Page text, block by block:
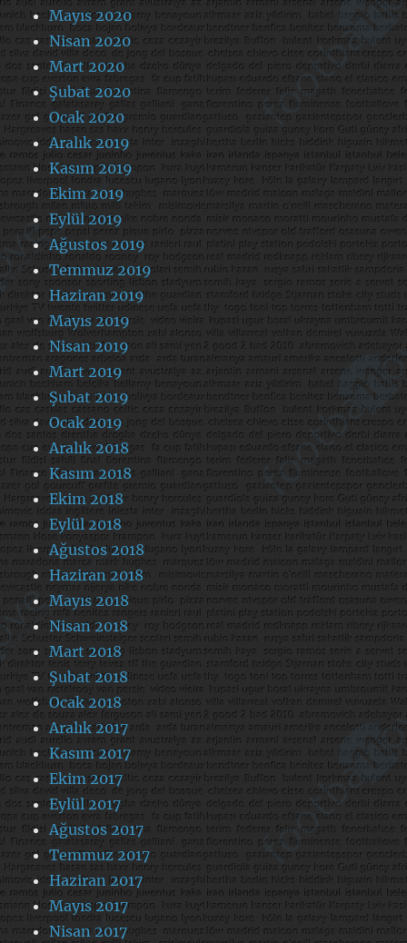
Mayıs 2020
Nisan 2020
Mart 2020
Şubat 2020
Ocak 2020
Aralık 2019
Kasım 2019
Ekim 2019
Eylül 2019
Ağustos 2019
Temmuz 2019
Haziran 2019
Mayıs 2019
Nisan 2019
Mart 2019
Şubat 2019
Ocak 2019
Aralık 2018
Kasım 2018
Ekim 2018
Eylül 2018
Ağustos 2018
Haziran 2018
Mayıs 2018
Nisan 2018
Mart 2018
Şubat 2018
Ocak 2018
Aralık 2017
Kasım 2017
Ekim 2017
Eylül 2017
Ağustos 2017
Temmuz 2017
Haziran 2017
Mayıs 2017
Nisan 2017